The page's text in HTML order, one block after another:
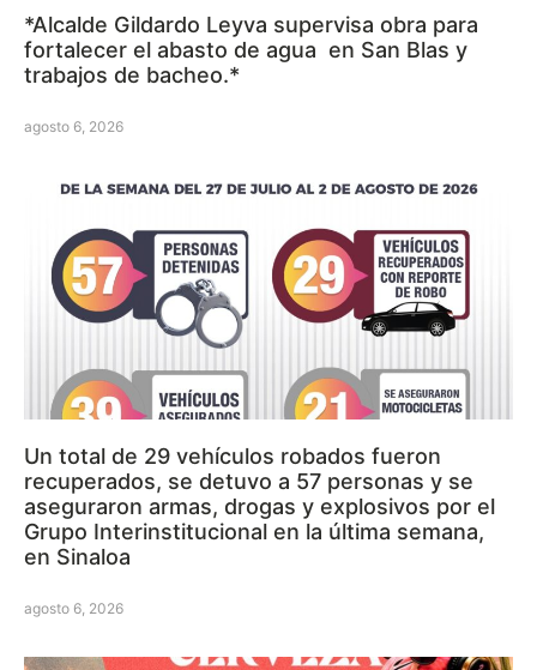
*Alcalde Gildardo Leyva supervisa obra para
fortalecer el abasto de agua en San Blas y
trabajos de bacheo.*
agosto 6, 2026
Un total de 29 vehículos robados fueron
recuperados, se detuvo a 57 personas y se
aseguraron armas, drogas y explosivos por el
Grupo Interinstitucional en la última semana,
en Sinaloa
agosto 6, 2026